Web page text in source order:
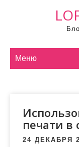
Меню
печати в
24 ДЕКАБРЯ